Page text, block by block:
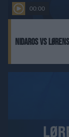
00:00
Nidaros vs